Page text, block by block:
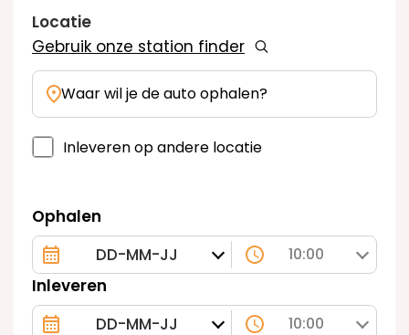
Ophalen
10:00
Inleveren
10:00
Gebruik onze station finder
Locatie
Waar wil je de auto ophalen?
Inleveren op andere locatie